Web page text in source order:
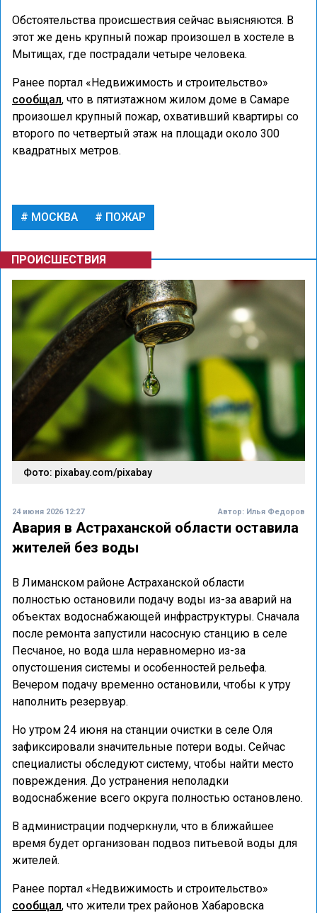
Обстоятельства происшествия сейчас выясняются. В
этот же день крупный пожар произошел в хостеле в
Мытищах, где пострадали четыре человека.
Ранее портал «Недвижимость и строительство»
сообщал, что в пятиэтажном жилом доме в Самаре
произошел крупный пожар, охвативший квартиры со
второго по четвертый этаж на площади около 300
квадратных метров.
МОСКВА ПОЖАР
ПРОИСШЕСТВИЯ
Фото: pixabay.com/pixabay
24 июня 2026 12:27 Автор: Илья Федоров
Авария в Астраханской области оставила
жителей без воды
В Лиманском районе Астраханской области
полностью остановили подачу воды из-за аварий на
объектах водоснабжающей инфраструктуры. Сначала
после ремонта запустили насосную станцию в селе
Песчаное, но вода шла неравномерно из-за
опустошения системы и особенностей рельефа.
Вечером подачу временно остановили, чтобы к утру
наполнить резервуар.
Но утром 24 июня на станции очистки в селе Оля
зафиксировали значительные потери воды. Сейчас
специалисты обследуют систему, чтобы найти место
повреждения. До устранения неполадки
водоснабжение всего округа полностью остановлено.
В администрации подчеркнули, что в ближайшее
время будет организован подвоз питьевой воды для
жителей.
Ранее портал «Недвижимость и строительство»
сообщал, что жители трех районов Хабаровска